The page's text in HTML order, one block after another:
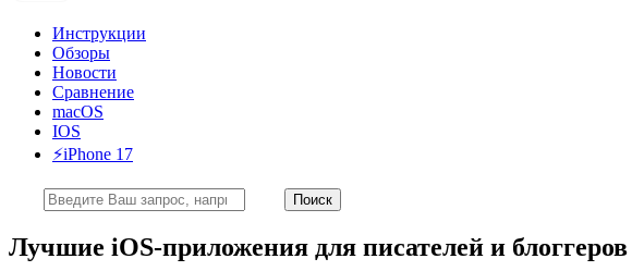
Инструкции
Обзоры
Новости
Сравнение
macOS
IOS
⚡️iPhone 17
Лучшие iOS-приложения для писателей и блоггеров